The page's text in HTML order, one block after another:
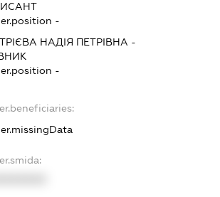
-
НАДІЯ ПЕТРІВНА -
-